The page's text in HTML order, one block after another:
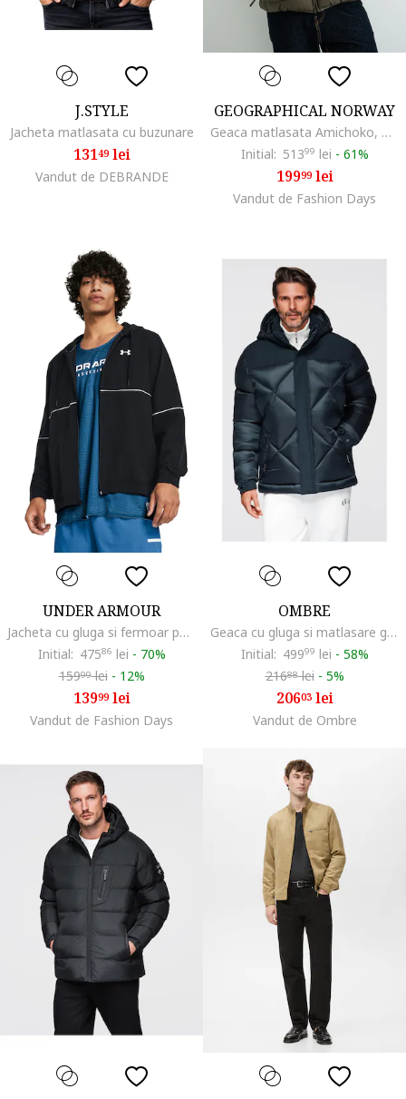
J.STYLE
Jacheta matlasata cu buzunare
13149lei
Vandut de DEBRANDE
GEOGRAPHICAL NORWAY
Geaca matlasata Amichoko, Kaki
Initial: 51399 lei - 61%
19999lei
Vandut de Fashion Days
UNDER ARMOUR
Jacheta cu gluga si fermoar pentru baschet, Negru
Initial: 47586 lei - 70%
15999lei - 12%
13999lei
Vandut de Fashion Days
OMBRE
Geaca cu gluga si matlasare geometrica OM-JAHP-0237, Albastru inchis
Initial: 49999 lei - 58%
21688lei - 5%
20603lei
Vandut de Ombre